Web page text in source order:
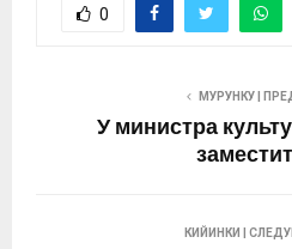
0
МУРУНКУ |
У министра
КИЙИНКИ |